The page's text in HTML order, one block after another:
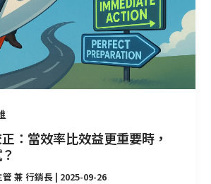
：當效率比效益更重要時，
兼 行銷長 | 2025-09-26